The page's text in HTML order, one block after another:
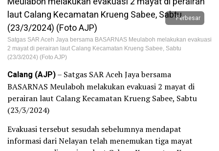
Perbesar
Satgas SAR Aceh Jaya bersama BASARNAS Meulaboh melakukan evakuasi
2 mayat di perairan laut Calang Kecamatan Krueng Sabee, Sabtu
(23/3/2024) (Foto AJP)
Calang (AJP)– Satgas SAR Aceh Jaya bersama
BASARNAS Meulaboh melakukan evakuasi 2 mayat di
perairan laut Calang Kecamatan Krueng Sabee, Sabtu
(23/3/2024)
Evakuasi tersebut sesudah sebelumnya mendapat
informasi dari Nelayan telah menemukan tiga mayat